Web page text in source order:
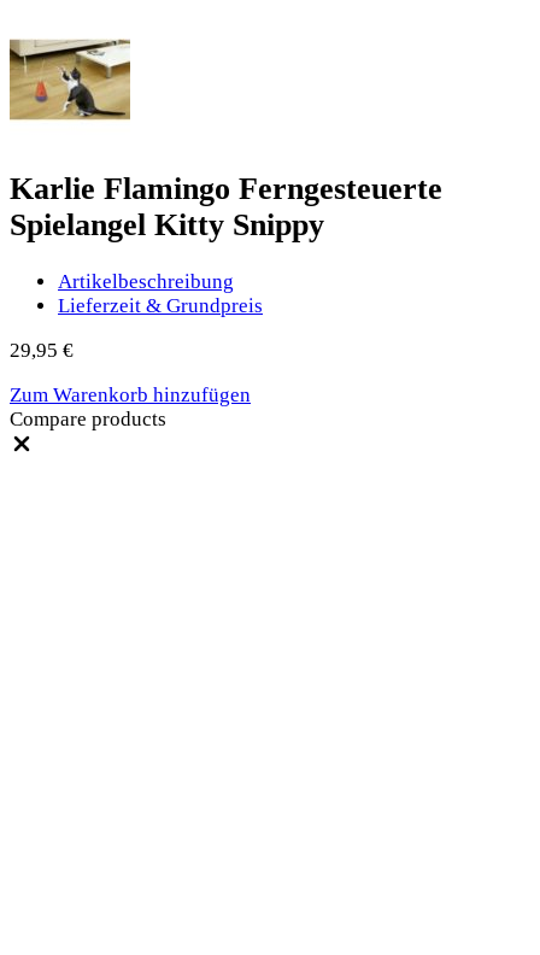
Karlie Flamingo Ferngesteuerte
Spielangel Kitty Snippy
Artikelbeschreibung
Lieferzeit & Grundpreis
29,95 €
Zum Warenkorb hinzufügen
Compare products